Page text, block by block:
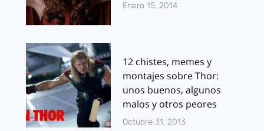
Enero 15, 2014
12 chistes, memes y
montajes sobre Thor:
unos buenos, algunos
malos y otros peores
Octubre 31, 2013